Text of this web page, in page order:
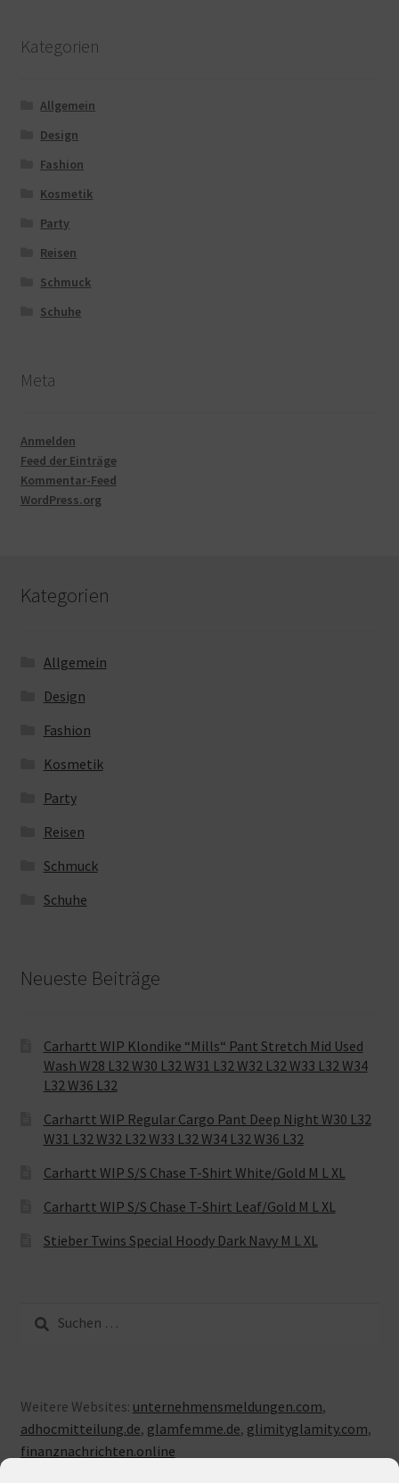
Kategorien
Allgemein
Design
Fashion
Kosmetik
Party
Reisen
Schmuck
Schuhe
Meta
Anmelden
Feed der Einträge
Kommentar-Feed
WordPress.org
Kategorien
Allgemein
Design
Fashion
Kosmetik
Party
Reisen
Schmuck
Schuhe
Neueste Beiträge
Carhartt WIP Klondike “Mills“ Pant Stretch Mid Used
Wash W28 L32 W30 L32 W31 L32 W32 L32 W33 L32 W34
L32 W36 L32
Carhartt WIP Regular Cargo Pant Deep Night W30 L32
W31 L32 W32 L32 W33 L32 W34 L32 W36 L32
Carhartt WIP S/S Chase T-Shirt White/Gold M L XL
Carhartt WIP S/S Chase T-Shirt Leaf/Gold M L XL
Stieber Twins Special Hoody Dark Navy M L XL
nach:
Weitere Websites: unternehmensmeldungen.com,
adhocmitteilung.de, glamfemme.de, glimityglamity.com,
finanznachrichten.online